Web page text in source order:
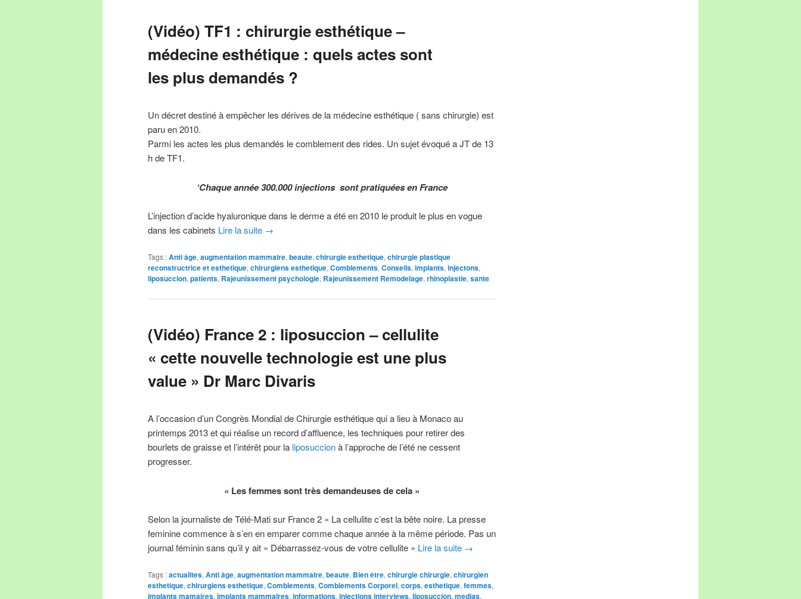
(Vidéo) TF1 : chirurgie esthétique –
médecine esthétique : quels actes sont
les plus demandés ?
Un décret destiné à empêcher les dérives de la médecine esthétique ( sans chirurgie) est
paru en 2010.
Parmi les actes les plus demandés le comblement des rides. Un sujet évoqué a JT de 13
h de TF1.
‘Chaque année 300.000 injections sont pratiquées en France
L’injection d’acide hyaluronique dans le derme a été en 2010 le produit le plus en vogue
dans les cabinets Lire la suite →
Tags :Anti âge, augmentation mammaire, beaute, chirurgie esthetique, chirurgie plastique
reconstructrice et esthetique, chirurgiens esthetique, Comblements, Conseils, implants, injectons,
liposuccion, patients, Rajeunissement psychologie, Rajeunissement Remodelage, rhinoplastie, sante
(Vidéo) France 2 : liposuccion – cellulite
« cette nouvelle technologie est une plus
value » Dr Marc Divaris
A l’occasion d’un Congrès Mondial de Chirurgie esthétique qui a lieu à Monaco au
printemps 2013 et qui réalise un record d’affluence, les techniques pour retirer des
bourlets de graisse et l’intérêt pour la liposuccionà l’approche de l’été ne cessent
progresser.
« Les femmes sont très demandeuses de cela »
Selon la journaliste de Télé-Mati sur France 2 « La cellulite c’est la bête noire. La presse
feminine commence à s’en en emparer comme chaque année à la même période. Pas un
journal féminin sans qu’il y ait « Débarrassez-vous de votre cellulite » Lire la suite →
Tags :actualites,Anti âge,augmentation mammaire,beaute, Bien être,chirurgie chirurgie,chirurgien
esthetique,chirurgiens esthetique,Comblements,Comblements Corporel,corps,esthetique,femmes,
implants mamaires,implants mammaires,informations,injections interviews,liposuccion,medias,